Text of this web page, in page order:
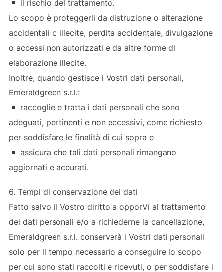
il rischio del trattamento.
Lo scopo è proteggerli da distruzione o alterazione
accidentali o illecite, perdita accidentale, divulgazione
o accessi non autorizzati e da altre forme di
elaborazione illecite.
Inoltre, quando gestisce i Vostri dati personali,
Emeraldgreen s.r.l.:
raccoglie e tratta i dati personali che sono
adeguati, pertinenti e non eccessivi, come richiesto
per soddisfare le finalità di cui sopra e
assicura che tali dati personali rimangano
aggiornati e accurati.
6. Tempi di conservazione dei dati
Fatto salvo il Vostro diritto a opporVi al trattamento
dei dati personali e/o a richiederne la cancellazione,
Emeraldgreen s.r.l. conserverà i Vostri dati personali
solo per il tempo necessario a conseguire lo scopo
per cui sono stati raccolti e ricevuti, o per soddisfare i